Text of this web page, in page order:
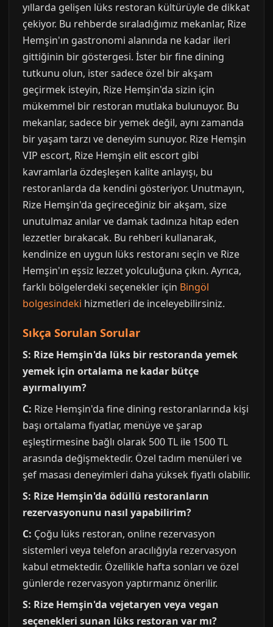
yıllarda gelişen lüks restoran kültürüyle de dikkat
çekiyor. Bu rehberde sıraladığımız mekanlar, Rize
Hemşin'ın gastronomi alanında ne kadar ileri
gittiğinin bir göstergesi. İster bir fine dining
tutkunu olun, ister sadece özel bir akşam
geçirmek isteyin, Rize Hemşin'da sizin için
mükemmel bir restoran mutlaka bulunuyor. Bu
mekanlar, sadece bir yemek değil, aynı zamanda
bir yaşam tarzı ve deneyim sunuyor. Rize Hemşin
VIP escort, Rize Hemşin elit escort gibi
kavramlarla özdeşleşen kalite anlayışı, bu
restoranlarda da kendini gösteriyor. Unutmayın,
Rize Hemşin'da geçireceğiniz bir akşam, size
unutulmaz anılar ve damak tadınıza hitap eden
lezzetler bırakacak. Bu rehberi kullanarak,
kendinize en uygun lüks restoranı seçin ve Rize
Hemşin'ın eşsiz lezzet yolculuğuna çıkın. Ayrıca,
farklı bölgelerdeki seçenekler için Bingöl
bolgesindeki hizmetleri de inceleyebilirsiniz.
Sıkça Sorulan Sorular
S: Rize Hemşin'da lüks bir restoranda yemek
yemek için ortalama ne kadar bütçe
ayırmalıyım?
C: Rize Hemşin'da fine dining restoranlarında kişi
başı ortalama fiyatlar, menüye ve şarap
eşleştirmesine bağlı olarak 500 TL ile 1500 TL
arasında değişmektedir. Özel tadım menüleri ve
şef masası deneyimleri daha yüksek fiyatlı olabilir.
S: Rize Hemşin'da ödüllü restoranların
rezervasyonunu nasıl yapabilirim?
C: Çoğu lüks restoran, online rezervasyon
sistemleri veya telefon aracılığıyla rezervasyon
kabul etmektedir. Özellikle hafta sonları ve özel
günlerde rezervasyon yaptırmanız önerilir.
S: Rize Hemşin'da vejetaryen veya vegan
seçenekleri sunan lüks restoran var mı?